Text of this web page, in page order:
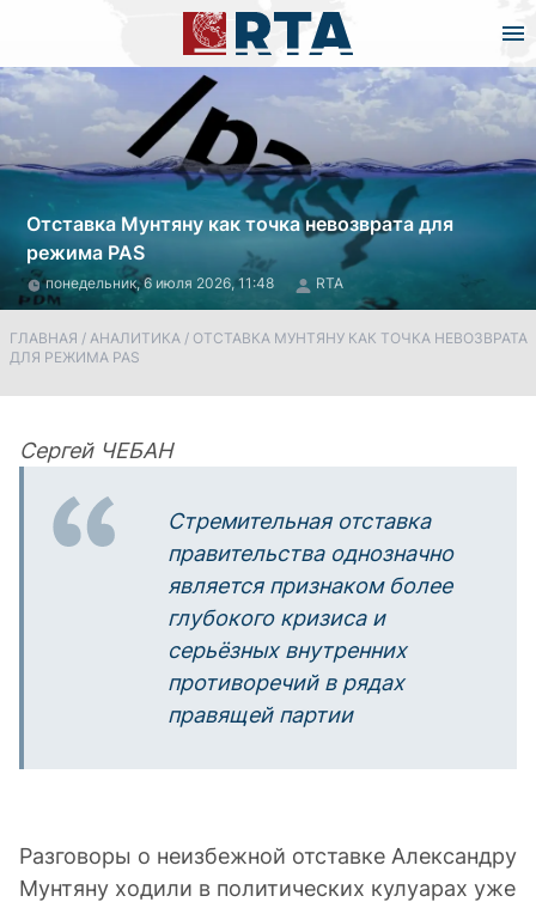
Отставка Мунтяну как точка невозврата для
режима PAS
понедельник, 6 июля 2026, 11:48 RTA
ГЛАВНАЯ / АНАЛИТИКА / ОТСТАВКА МУНТЯНУ КАК ТОЧКА НЕВОЗВРАТА
ДЛЯ РЕЖИМА PAS
Сергей ЧЕБАН
Стремительная отставка
правительства однозначно
является признаком более
глубокого кризиса и
серьёзных внутренних
противоречий в рядах
правящей партии
Разговоры о неизбежной отставке Александру
Мунтяну ходили в политических кулуарах уже